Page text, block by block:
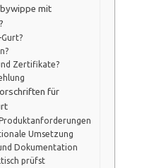
mit
Zertifikate?
für
Umsetzung
Dokumentation
prüfst